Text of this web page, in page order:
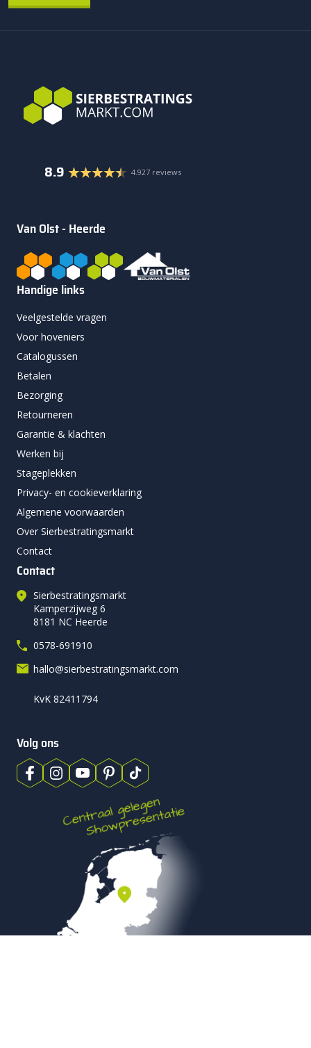
8.9 4.927 reviews
Van Olst - Heerde
Handige links
Veelgestelde vragen
Voor hoveniers
Catalogussen
Betalen
Bezorging
Retourneren
Garantie & klachten
Werken bij
Stageplekken
Privacy- en cookieverklaring
Algemene voorwaarden
Over Sierbestratingsmarkt
Contact
Contact
Sierbestratingsmarkt
Kamperzijweg 6
8181 NC Heerde
0578-691910
hallo@sierbestratingsmarkt.com
KvK 82411794
Volg ons